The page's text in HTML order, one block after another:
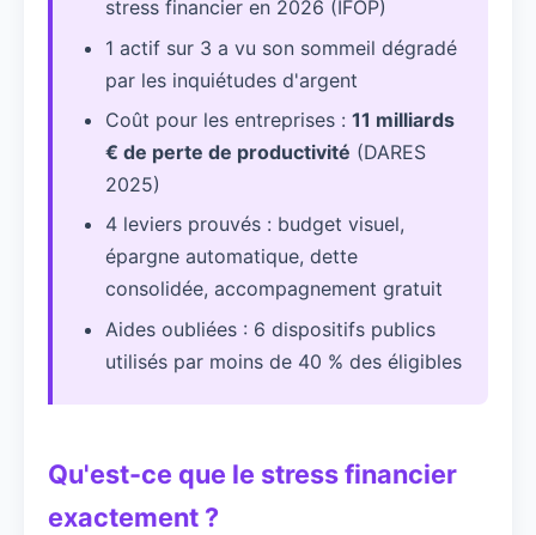
stress financier en 2026 (IFOP)
1 actif sur 3 a vu son sommeil dégradé
par les inquiétudes d'argent
Coût pour les entreprises : 11 milliards
€ de perte de productivité (DARES
2025)
4 leviers prouvés : budget visuel,
épargne automatique, dette
consolidée, accompagnement gratuit
Aides oubliées : 6 dispositifs publics
utilisés par moins de 40 % des éligibles
Qu'est-ce que le stress financier
exactement ?